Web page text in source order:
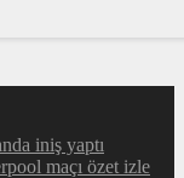
iniş yaptı
maçı özet izle